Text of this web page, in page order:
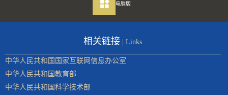
电脑版
相关链接 | Links
中华人民共和国国家互联网信息办公室
中华人民共和国教育部
中华人民共和国科学技术部